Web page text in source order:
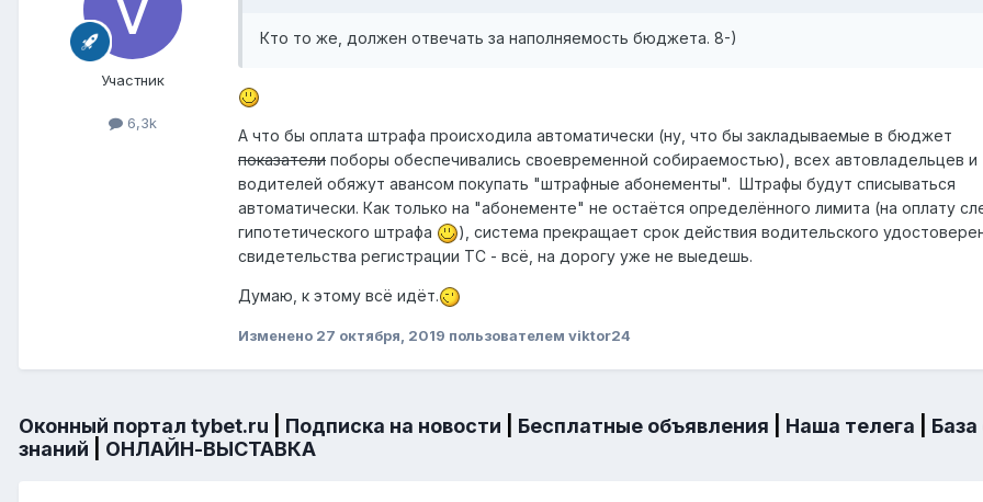
Участник
6,3k
Кто то же, должен отвечать за наполняемость бюджета. 8-)
А что бы оплата штрафа происходила автоматически (ну, что бы закладываемые в бюджет
показатели поборы обеспечивались своевременной собираемостью), всех автовладельцев и
водителей обяжут авансом покупать "штрафные абонементы". Штрафы будут списываться
автоматически. Как только на "абонементе" не остаётся определённого лимита (на оплату
гипотетического штрафа
), система прекращает срок действия водительского
свидетельства регистрации ТС - всё, на дорогу уже не выедешь.
Думаю, к этому всё идёт.
Изменено 27 октября, 2019 пользователем viktor24
Оконный портал tybet.ru Подписка на новости Бесплатные объявления Наша телега
знаний
ОНЛАЙН-ВЫСТАВКА